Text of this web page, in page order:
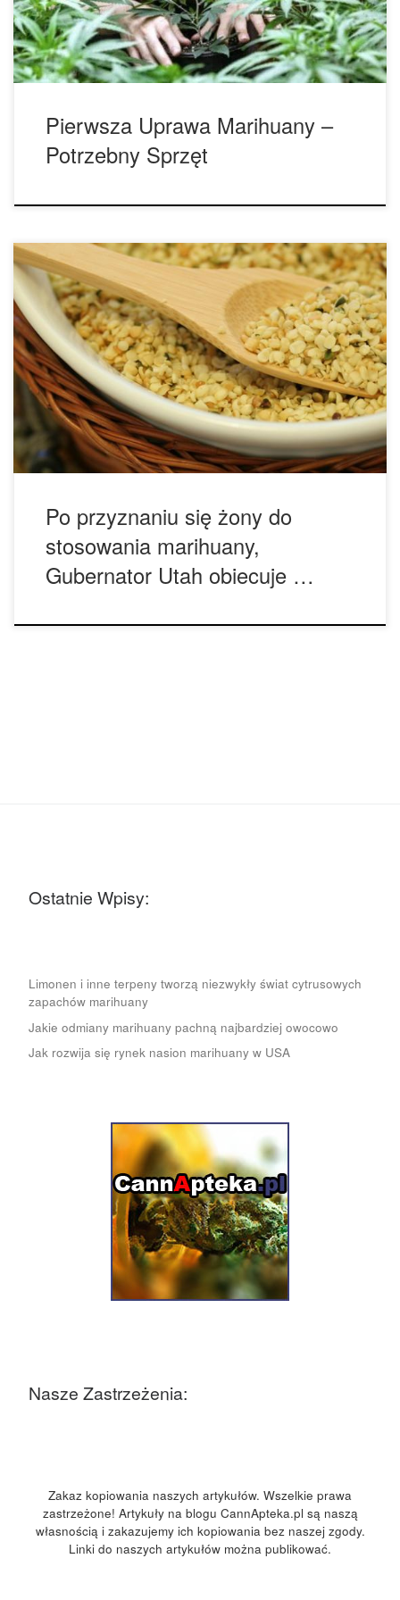
sobie zadać przed rozpoczęciem uprawy […]
Pierwsza Uprawa Marihuany –
Potrzebny Sprzęt
Kilka godzin po przyznaniu się żony Gubernatora do
posiadania ponad dwóch kilogramów narkotyków, które
zostały znalezione w ich domu, demokratyczny kandydat na
gubernatora Utah, zaproponował wniosek o legalizację
marihuany. Mike Weinholtz powiedział podczas konferencji
prasowej, że obecne przepisy dają lekarzom niewielki wybór
– muszą oni przepisywać silne środki przeciwbólowe
posiadające […]
Po przyznaniu się żony do
stosowania marihuany,
Gubernator Utah obiecuje …
Ostatnie Wpisy:
Limonen i inne terpeny tworzą niezwykły świat cytrusowych
zapachów marihuany
Jakie odmiany marihuany pachną najbardziej owocowo
Jak rozwija się rynek nasion marihuany w USA
Nasze Zastrzeżenia:
Zakaz kopiowania naszych artykułów. Wszelkie prawa
zastrzeżone! Artykuły na blogu CannApteka.pl są naszą
własnością i zakazujemy ich kopiowania bez naszej zgody.
Linki do naszych artykułów można publikować.